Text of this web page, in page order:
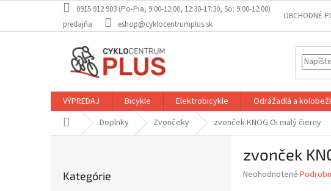
obsah
0915 912 903 (Po-Pia, 9:00-12:00, 12:30-17:30, So: 9:00-12:00)
predajňa
eshop@cyklocentrumplus.sk
OBCHODNÉ
VÝPREDAJ Bicykle Elektrobicykle Odrážadlá a
DomovDoplnky Zvončeky zvonček KNOG Oi malý čierny
kategórie
Kategórie
zvonček
Priemerné
Neohodnotené